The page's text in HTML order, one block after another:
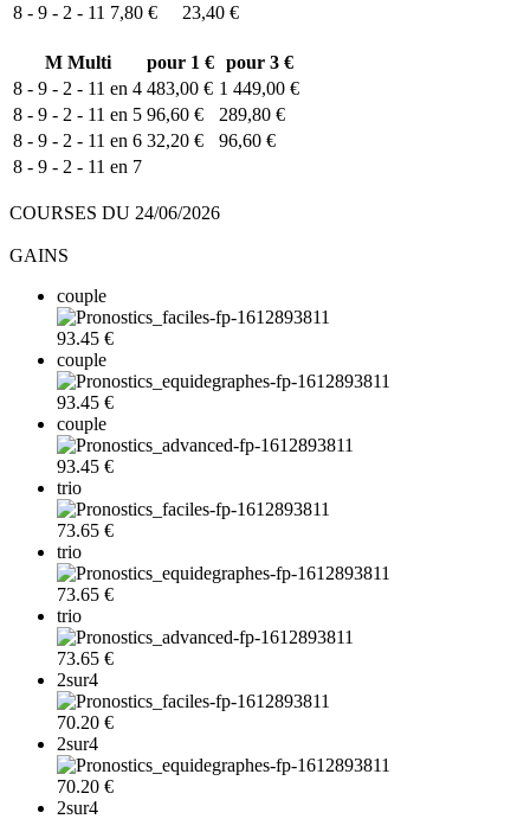
8 - 9 - 2 - 11 7,80 € 23,40 €
MMulti pour 1 € pour 3 €
8 - 9 - 2 - 11 en 4 483,00 € 1 449,00 €
8 - 9 - 2 - 11 en 5 96,60 €
289,80 €
8 - 9 - 2 - 11 en 6 32,20 €
96,60 €
8 - 9 - 2 - 11 en 7
COURSES DU 24/06/2026
GAINS
couple
93.45 €
couple
93.45 €
couple
93.45 €
trio
73.65 €
trio
73.65 €
trio
73.65 €
2sur4
70.20 €
2sur4
70.20 €
2sur4